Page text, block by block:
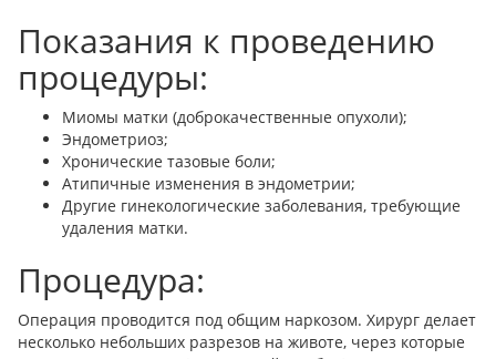
Показания к проведению
процедуры:
Миомы матки (доброкачественные опухоли);
Эндометриоз;
Хронические тазовые боли;
Атипичные изменения в эндометрии;
Другие гинекологические заболевания, требующие
удаления матки.
Процедура:
Операция проводится под общим наркозом. Хирург делает
несколько небольших разрезов на животе, через которые